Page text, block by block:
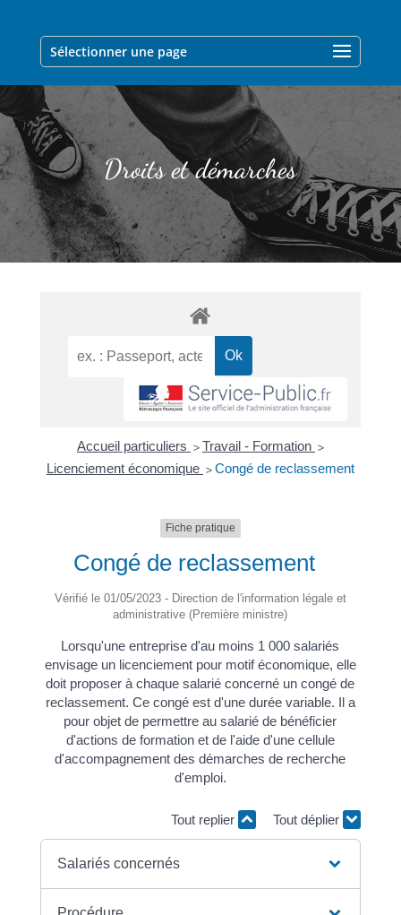
Sélectionner une page
Droits et démarches
Accueil particuliers > Travail - Formation >
Licenciement économique > Congé de reclassement
Fiche pratique
Congé de reclassement
Vérifié le 01/05/2023 - Direction de l'information légale et
administrative (Première ministre)
Lorsqu'une entreprise d'au moins 1 000 salariés
envisage un licenciement pour motif économique, elle
doit proposer à chaque salarié concerné un congé de
reclassement. Ce congé est d'une durée variable. Il a
pour objet de permettre au salarié de bénéficier
d'actions de formation et de l'aide d'une cellule
d'accompagnement des démarches de recherche
d'emploi.
Tout replier Tout déplier
Salariés concernés